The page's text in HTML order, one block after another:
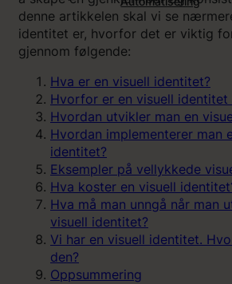
denne artikkelen skal vi se
identitet er, hvorfor det er viktig
gjennom følgende:
Hva er en visuell identitet?
Hvorfor er en visuell identitet
Hvordan utvikler man en
Hvordan implementerer man
identitet?
Eksempler på vellykkede
Hva koster en visuell
Hva må man unngå når man
visuell identitet?
Vi har en visuell identitet.
den?
Oppsummering